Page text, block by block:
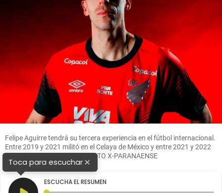
Felipe Aguirre tendrá su tercera experiencia en el fútbol internacional.
Entre 2019 y 2021 militó en el Celaya de México y entre 2021 y 2022
en Montevideo Wanderers. FOTO X-PARANAENSE
Toca para escuchar×
ESCUCHA EL RESUMEN